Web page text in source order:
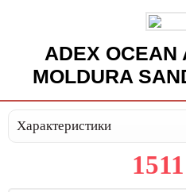
ADEX OCEAN
MOLDURA
Характеристики
1511